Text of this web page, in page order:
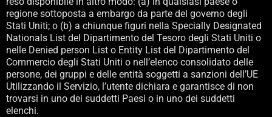
regione sottoposta a embargo da parte del governo degli
Stati Uniti; o (b) a chiunque figuri nella Specially Designated
Nationals List del Dipartimento del Tesoro degli Stati Uniti o
nelle Denied person List o Entity List del Dipartimento del
Commercio degli Stati Uniti o nell’elenco consolidato delle
persone, dei gruppi e delle entità soggetti a sanzioni dell’UE
Utilizzando il Servizio, l’utente dichiara e garantisce di non
trovarsi in uno dei suddetti Paesi o in uno dei suddetti
elenchi.